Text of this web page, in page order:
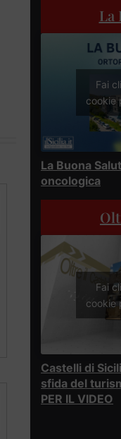
La
Fai
cookie
La Buona
oncologica
Fai
cookie
Castelli di
sfida del
PER IL VIDEO